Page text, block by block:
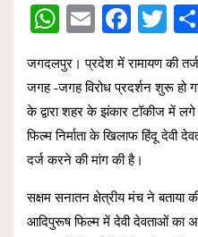
W
at
s
A
p
p
E
m
ail
F
ce
b
o
o
k
T
wi
tt
er
जगदलपुर । प्रदेश में रामायण की
जगह -जगह विरोध प्रदर्शन शुरू हो
के द्वारा शहर के झंकार टॉकीज में
फिल्म निर्माता के खिलाफ हिंदू
दर्ज करने की मांग की है।
सक्षम सनातन क्षेत्रीय मंच ने बताया
आदिपुरूष फिल्म में देवी देवताओं का